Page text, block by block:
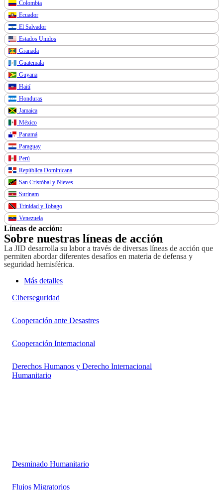
Colombia
Ecuador
El Salvador
Estados Unidos
Granada
Guatemala
Guyana
Haití
Honduras
Jamaica
México
Panamá
Paraguay
Perú
República Dominicana
San Cristóbal y Nieves
Surinam
Trinidad y Tobago
Venezuela
Líneas de acción:
Sobre nuestras líneas de acción
La JID desarrolla su labor a través de diversas líneas de acción que
permiten abordar diferentes desafíos en materia de defensa y
seguridad hemisférica.
Más detalles
Ciberseguridad
Cooperación ante Desastres
Cooperación Internacional
Derechos Humanos y Derecho Internacional
Humanitario
Desminado Humanitario
Flujos Migratorios